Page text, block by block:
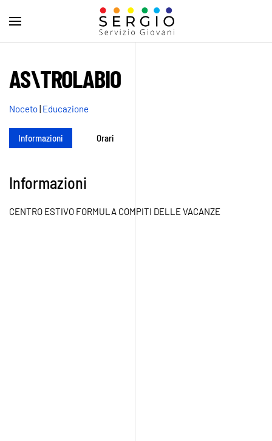
AS\TROLABIO
Noceto| Educazione
Informazioni Orari
Informazioni
CENTRO ESTIVO FORMULA COMPITI DELLE VACANZE